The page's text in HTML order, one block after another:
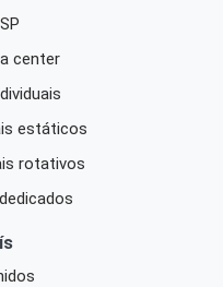
center
estáticos
rotativos